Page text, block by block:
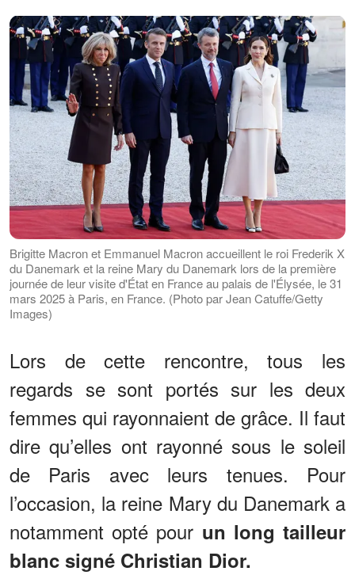
Brigitte Macron et Emmanuel Macron accueillent le roi Frederik X
du Danemark et la reine Mary du Danemark lors de la première
journée de leur visite d'État en France au palais de l'Élysée, le 31
mars 2025 à Paris, en France. (Photo par Jean Catuffe/Getty
Images)
Lors de cette rencontre, tous les
regards se sont portés sur les deux
femmes qui rayonnaient de grâce. Il faut
dire qu’elles ont rayonné sous le soleil
de Paris avec leurs tenues. Pour
l’occasion, la reine Mary du Danemark a
notamment opté pour un long tailleur
blanc signé Christian Dior.